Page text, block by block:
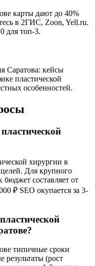
карты дают до 40%
в 2ГИС, Zoon, Yell.ru.
для топ-3.
Саратова: кейсы
пластической
особенностей.
хирургии в
Для крупного
бюджет составляет от
₽ SEO окупается за 3-
типичные сроки
результаты (рост